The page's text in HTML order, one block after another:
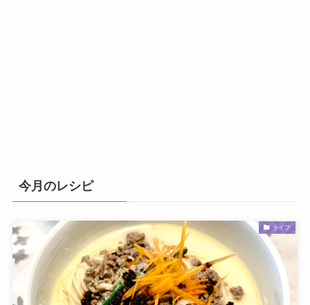
今月のレシピ
ライフ